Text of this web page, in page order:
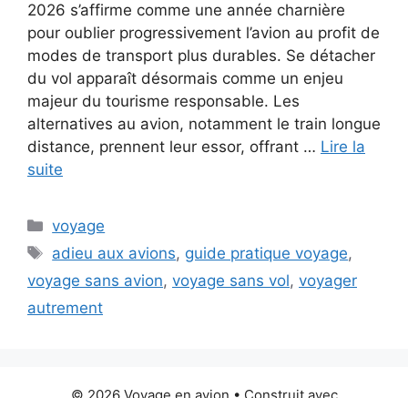
2026 s’affirme comme une année charnière
pour oublier progressivement l’avion au profit de
modes de transport plus durables. Se détacher
du vol apparaît désormais comme un enjeu
majeur du tourisme responsable. Les
alternatives au avion, notamment le train longue
distance, prennent leur essor, offrant … Lire la
suite
Catégories
voyage
Étiquettes
adieu aux avions, guide pratique voyage,
voyage sans avion, voyage sans vol, voyager
autrement